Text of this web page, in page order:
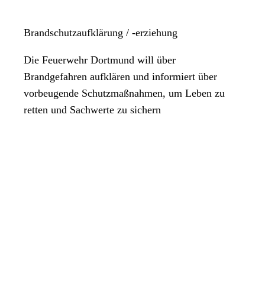
Brandschutzaufklärung / -erziehung
Die Feuerwehr Dortmund will über
Brandgefahren aufklären und informiert über
vorbeugende Schutzmaßnahmen, um Leben zu
retten und Sachwerte zu sichern